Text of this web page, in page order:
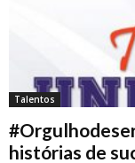
Talentos
histórias de